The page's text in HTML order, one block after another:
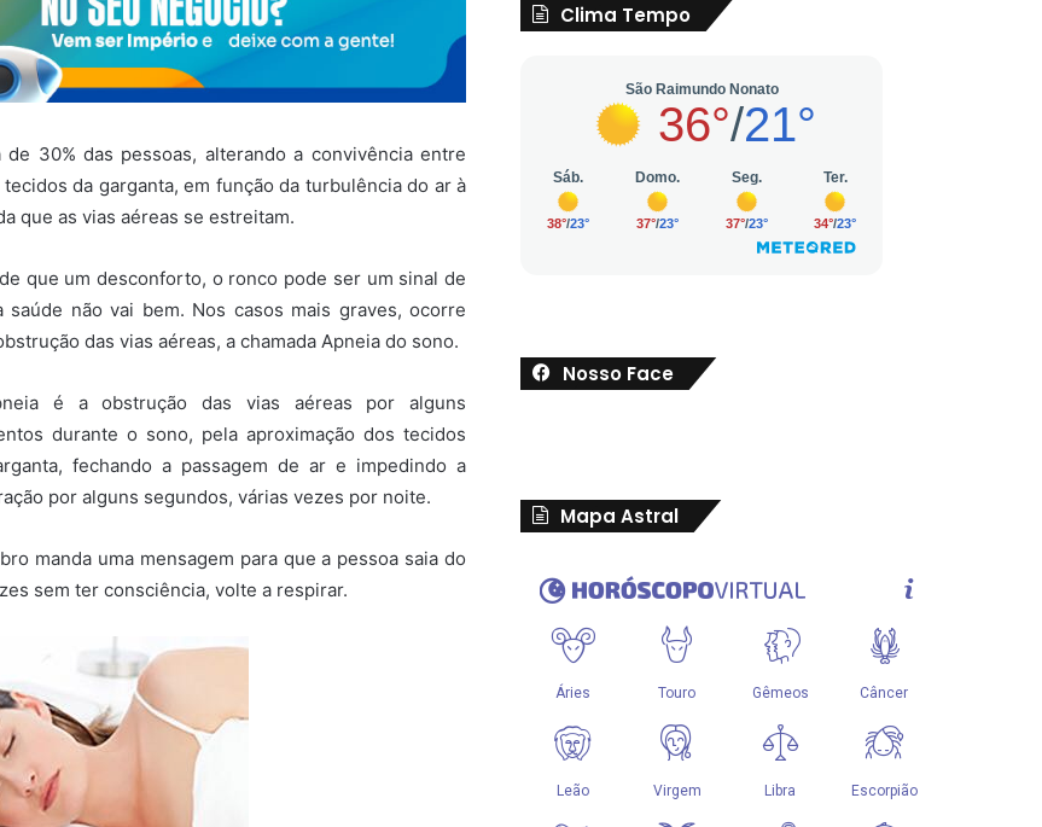
30% das pessoas, alterando a convivência entre
da garganta, em função da turbulência do ar à
que as vias aéreas se estreitam.
que um desconforto, o ronco pode ser um sinal de
saúde não vai bem. Nos casos mais graves, ocorre
das vias aéreas, a chamada Apneia do sono.
é a obstrução das vias aéreas por alguns
durante o sono, pela aproximação dos tecidos
fechando a passagem de ar e impedindo a
por alguns segundos, várias vezes por noite.
manda uma mensagem para que a pessoa saia do
sem ter consciência, volte a respirar.
Clima Tempo
Nosso Face
Mapa Astral